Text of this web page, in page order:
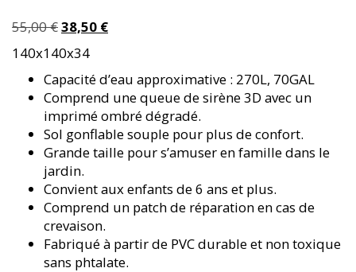
55,00€Le
prix
initial
était :
55,00 €.
38,50 €Le
est :
38,50 €.
140x140x34
Capacité d’eau approximative : 270L, 70GAL
Comprend une queue de sirène 3D avec un
imprimé ombré dégradé.
Sol gonflable souple pour plus de confort.
Grande taille pour s’amuser en famille dans le
jardin.
Convient aux enfants de 6 ans et plus.
Comprend un patch de réparation en cas de
crevaison.
Fabriqué à partir de PVC durable et non toxique
sans phtalate.